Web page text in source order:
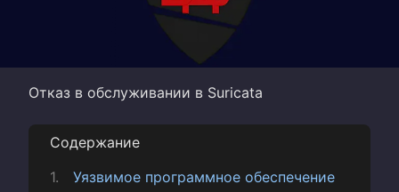
Отказ в обслуживании в Suricata
Содержание
Уязвимое программное обеспечение